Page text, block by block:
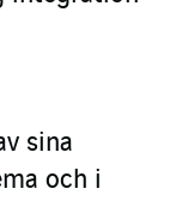
sina
och i